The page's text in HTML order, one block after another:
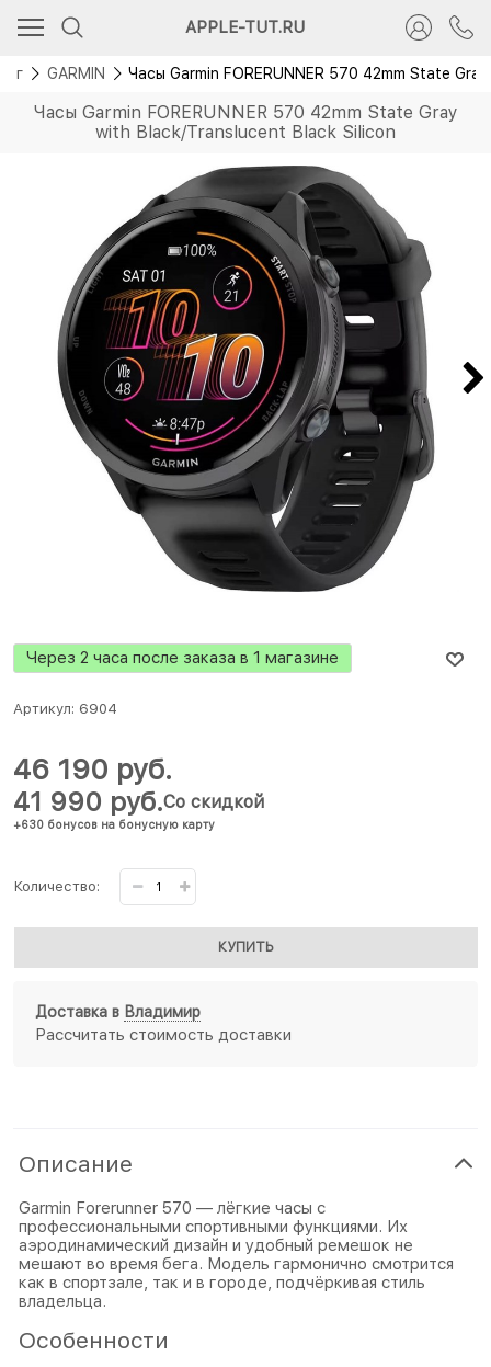
APPLE-TUT.RU
GARMIN Часы Garmin FORERUNNER 570 42mm State
Часы Garmin FORERUNNER 570 42mm State Gray
with Black/Translucent Black Silicon
Новинка
Через 2 часа после заказа в 1 магазине
Артикул: 6904
41 990 руб.
+630 бонусов на бонусную карту
Со скидкой
46 190 руб.
Количество:
КУПИТЬ
Доставка в Владимир
Рассчитать стоимость доставки
Описание
Garmin Forerunner 570 — лёгкие часы с
профессиональными спортивными функциями. Их
аэродинамический дизайн и удобный ремешок не
мешают во время бега. Модель гармонично смотрится
как в спортзале, так и в городе, подчёркивая стиль
владельца.
Особенности